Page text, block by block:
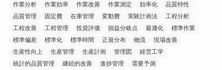
作業分析
作業効率 作業改善 作業測定 効率化
品質特性
品質管理
固定費 在庫管理 変動費 実験計画法
工程分析
工程改善
工程管理 投資評価 損益分岐点 最適化
標準作業
標準偏差
標準化 標準時間 正規分布 物流
現場改善
生産性向上
生産管理 生産計画 管理図
経営工学
統計的品質管理
継続的改善 進捗管理 需要予測